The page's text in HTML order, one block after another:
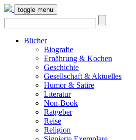
toggle menu
Bücher
Biografie
Ernährung & Kochen
Geschichte
Gesellschaft & Aktuelles
Humor & Satire
Literatur
Non-Book
Ratgeber
Reise
Religion